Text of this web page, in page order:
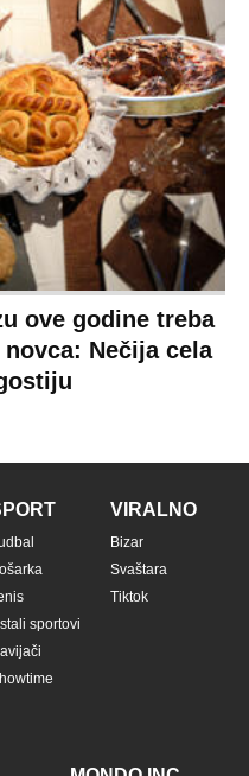
ove godine treba
Nečija cela
sportovi
VIRALNO
Bizar
Svaštara
Tiktok